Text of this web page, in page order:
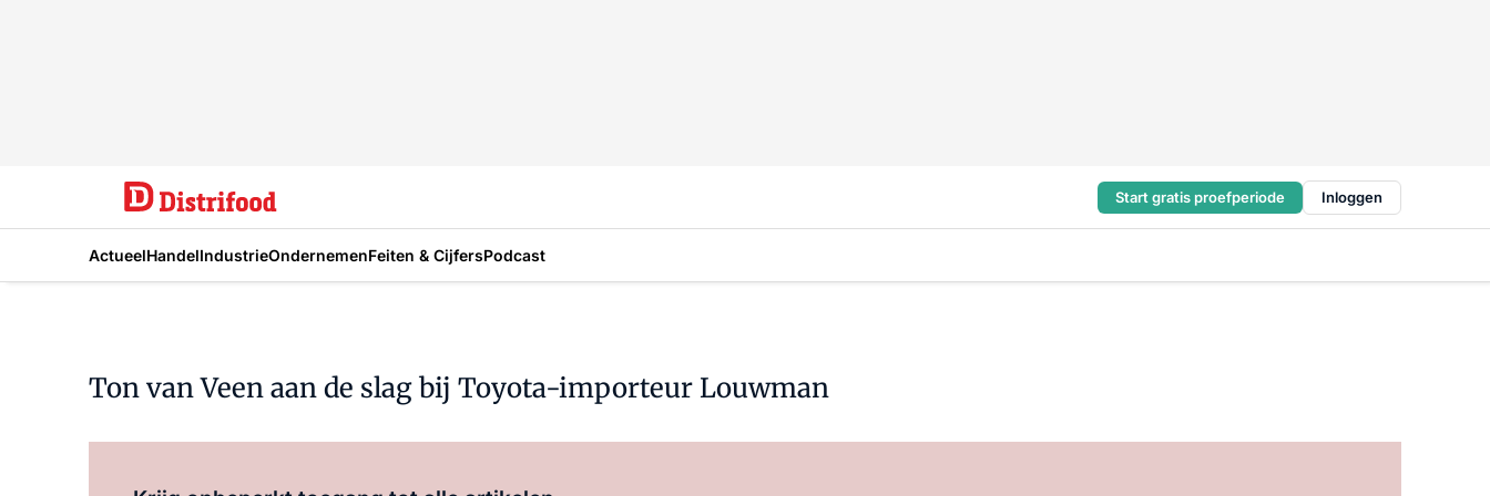
Start gratis proefperiode Inloggen
ActueelHandelIndustrieOndernemenFeiten & CijfersPodcast
Ton van Veen aan de slag bij Toyota-importeur Louwman